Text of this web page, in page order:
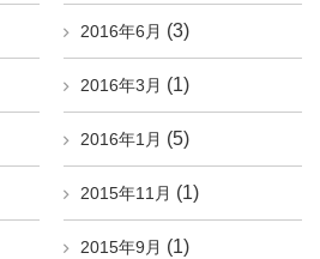
2016年6月 (3)
2016年3月 (1)
2016年1月 (5)
2015年11月 (1)
2015年9月 (1)